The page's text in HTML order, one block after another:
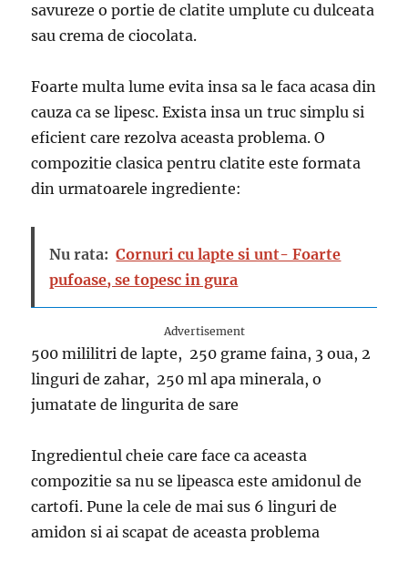
savureze o portie de clatite umplute cu dulceata
sau crema de ciocolata.
Foarte multa lume evita insa sa le faca acasa din
cauza ca se lipesc. Exista insa un truc simplu si
eficient care rezolva aceasta problema. O
compozitie clasica pentru clatite este formata
din urmatoarele ingrediente:
Nu rata: Cornuri cu lapte si unt- Foarte
pufoase, se topesc in gura
Advertisement
500 mililitri de lapte, 250 grame faina, 3 oua, 2
linguri de zahar, 250 ml apa minerala, o
jumatate de lingurita de sare
Ingredientul cheie care face ca aceasta
compozitie sa nu se lipeasca este amidonul de
cartofi. Pune la cele de mai sus 6 linguri de
amidon si ai scapat de aceasta problema